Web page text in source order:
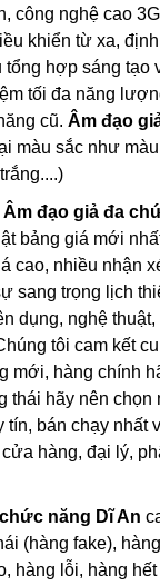
công nghệ cao
khiển từ xa,
hợp sáng tạo
tối đa năng
cũ.Âm đạo
màu sắc như
Âm đạo giả đa
bảng giá mới
cao, nhiều nhận
sang trọng lịch
dụng, nghệ thuật,
tôi cam kết
mới, hàng chính
thái hãy nên chọn
tín, bán chạy nhất
hàng, đại lý,
năng Dĩ An
(hàng fake),
hàng lỗi, hàng